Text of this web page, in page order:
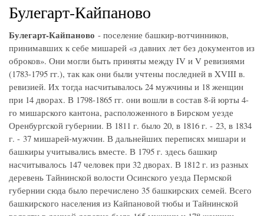
Булегарт-Кайпаново
Булегарт-Кайпаново - поселение башкир-вотчинников,
принимавших к себе мишарей «з давних лет без документов из
оброков». Они могли быть приняты между IV и V ревизиями
(1783-1795 гг.), так как они были учтены последней в XVIII в.
ревизией. Их тогда насчитывалось 24 мужчины и 18 женщин
при 14 дворах. В 1798-1865 гг. они вошли в состав 8-й юрты 4-
го мишарского кантона, расположенного в Бирском уезде
Оренбургской губернии. В 1811 г. было 20, в 1816 г. - 23, в 1834
г. - 37 мишарей-мужчин. В дальнейших переписях мишари и
башкиры учитывались вместе. В 1795 г. здесь башкир
насчитывалось 147 человек при 32 дворах. В 1812 г. из разных
деревень Тайнинской волости Осинского уезда Пермской
губернии сюда было перечислено 35 башкирских семей. Всего
башкирского населения из Кайпановой тюбы и Тайнинской